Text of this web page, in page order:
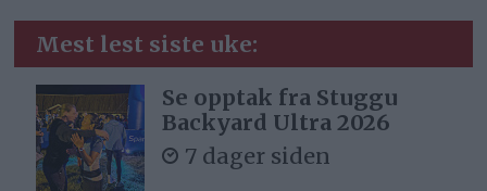
Mest lest siste uke:
Se opptak fra Stuggu
Backyard Ultra 2026
7 dager siden